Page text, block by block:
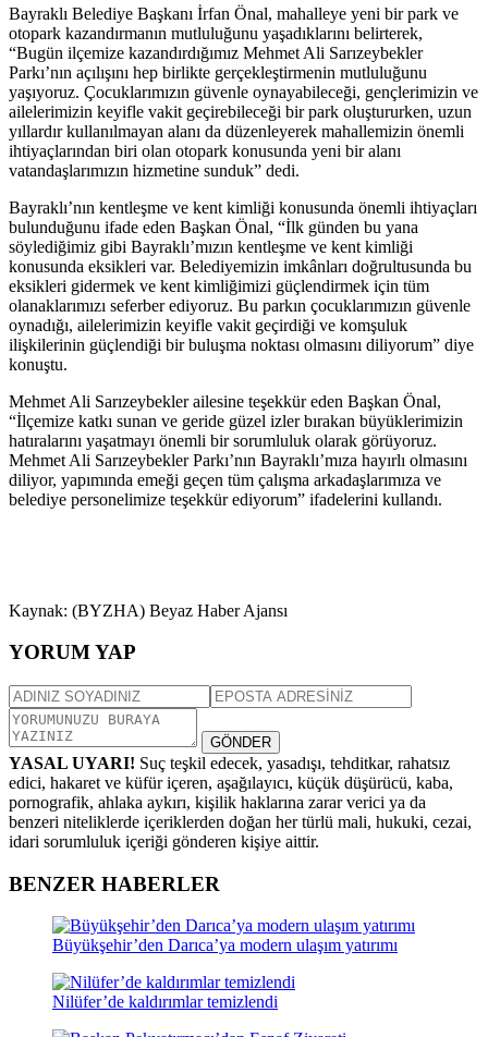
Bayraklı Belediye Başkanı İrfan Önal, mahalleye yeni bir park ve
otopark kazandırmanın mutluluğunu yaşadıklarını belirterek,
“Bugün ilçemize kazandırdığımız Mehmet Ali Sarızeybekler
Parkı’nın açılışını hep birlikte gerçekleştirmenin mutluluğunu
yaşıyoruz. Çocuklarımızın güvenle oynayabileceği, gençlerimizin ve
ailelerimizin keyifle vakit geçirebileceği bir park oluştururken, uzun
yıllardır kullanılmayan alanı da düzenleyerek mahallemizin önemli
ihtiyaçlarından biri olan otopark konusunda yeni bir alanı
vatandaşlarımızın hizmetine sunduk” dedi.
Bayraklı’nın kentleşme ve kent kimliği konusunda önemli ihtiyaçları
bulunduğunu ifade eden Başkan Önal, “İlk günden bu yana
söylediğimiz gibi Bayraklı’mızın kentleşme ve kent kimliği
konusunda eksikleri var. Belediyemizin imkânları doğrultusunda bu
eksikleri gidermek ve kent kimliğimizi güçlendirmek için tüm
olanaklarımızı seferber ediyoruz. Bu parkın çocuklarımızın güvenle
oynadığı, ailelerimizin keyifle vakit geçirdiği ve komşuluk
ilişkilerinin güçlendiği bir buluşma noktası olmasını diliyorum” diye
konuştu.
Mehmet Ali Sarızeybekler ailesine teşekkür eden Başkan Önal,
“İlçemize katkı sunan ve geride güzel izler bırakan büyüklerimizin
hatıralarını yaşatmayı önemli bir sorumluluk olarak görüyoruz.
Mehmet Ali Sarızeybekler Parkı’nın Bayraklı’mıza hayırlı olmasını
diliyor, yapımında emeği geçen tüm çalışma arkadaşlarımıza ve
belediye personelimize teşekkür ediyorum” ifadelerini kullandı.
Kaynak: (BYZHA) Beyaz Haber Ajansı
YORUM YAP
GÖNDER
YASAL UYARI! Suç teşkil edecek, yasadışı, tehditkar, rahatsız
edici, hakaret ve küfür içeren, aşağılayıcı, küçük düşürücü, kaba,
pornografik, ahlaka aykırı, kişilik haklarına zarar verici ya da
benzeri niteliklerde içeriklerden doğan her türlü mali, hukuki, cezai,
idari sorumluluk içeriği gönderen kişiye aittir.
BENZER HABERLER
Büyükşehir’den Darıca’ya modern ulaşım yatırımı
Nilüfer’de kaldırımlar temizlendi